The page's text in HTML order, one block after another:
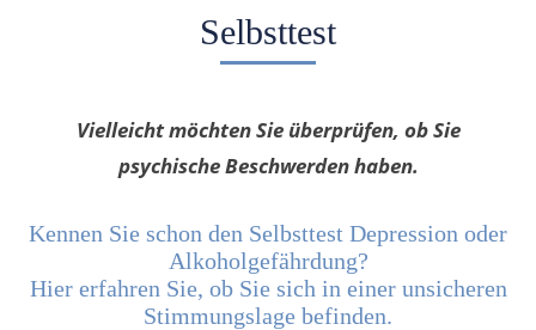
Selbsttest
Vielleicht möchten Sie überprüfen, ob Sie
psychische Beschwerden haben.
Kennen Sie schon den Selbsttest Depression oder
Alkoholgefährdung?
Hier erfahren Sie, ob Sie sich in einer unsicheren
Stimmungslage befinden.